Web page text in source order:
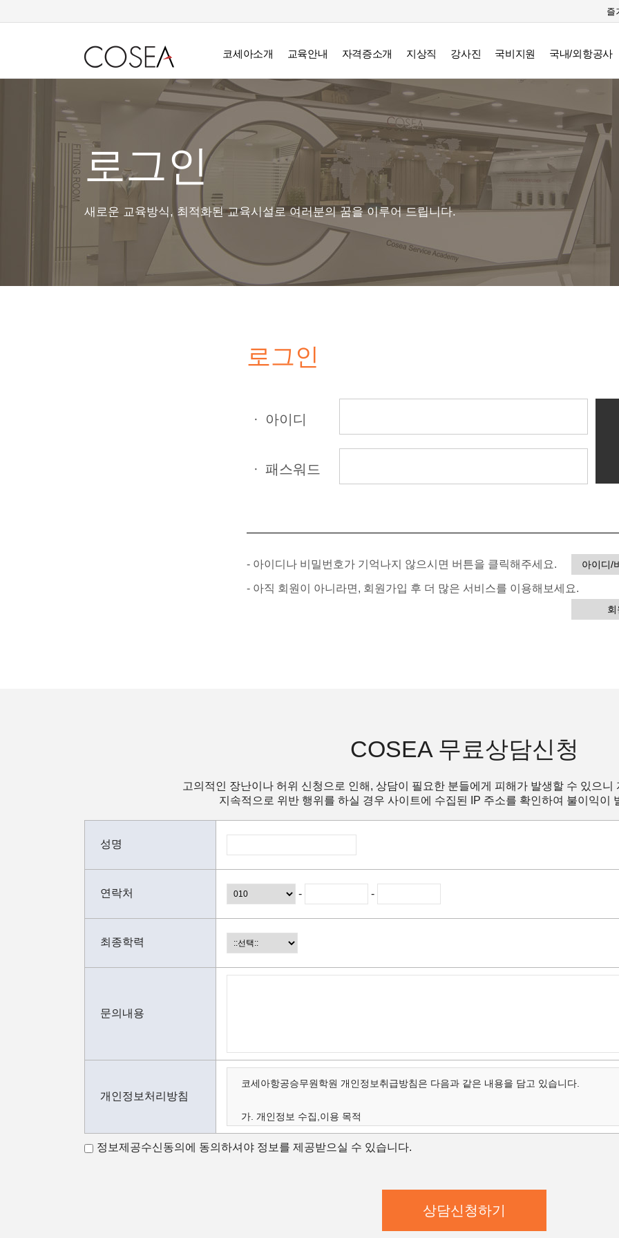
즐
코세아소개 교육안내 자격증소개 지상직 강사진 국비지원 국내/외항공사
로그인
새로운 교육방식, 최적화된 교육시설로 여러분의 꿈을 이루어 드립니다.
로그인
· 아이디
· 패스워드
- 아이디나 비밀번호가 기억나지 않으시면 버튼을 클릭해주세요. 아이디/
- 아직 회원이 아니라면, 회원가입 후 더 많은 서비스를 이용해보세요.
회
COSEA 무료상담신청
고의적인 장난이나 허위 신청으로 인해, 상담이 필요한 분들에게 피해가 발생할 수 있으니
지속적으로 위반 행위를 하실 경우 사이트에 수집된 IP 주소를 확인하여 불이익이
성명
연락처 - -
최종학력
문의내용
개인정보처리방침
코세아항공승무원학원 개인정보취급방침은 다음과 같은 내용을 담고 있습니다.
가. 개인정보 수집,이용 목적
나. 수집하는 개인정보의 항목
다. 개인정보의 보유 및 이용 기간
- 홈페이지 내 상담신청(입학문의, 상담신청)
- 과정문의에 대한 학과담당자들의 전화 및 이메일 상담
정보제공수신동의에 동의하셔야 정보를 제공받으실 수 있습니다.